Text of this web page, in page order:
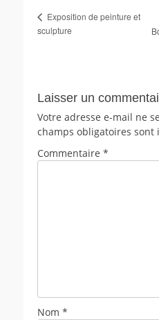
Exposition de peinture et
sculpture
Laisser un
Votre adresse e-mail ne
champs obligatoires sont
Commentaire *
Nom *